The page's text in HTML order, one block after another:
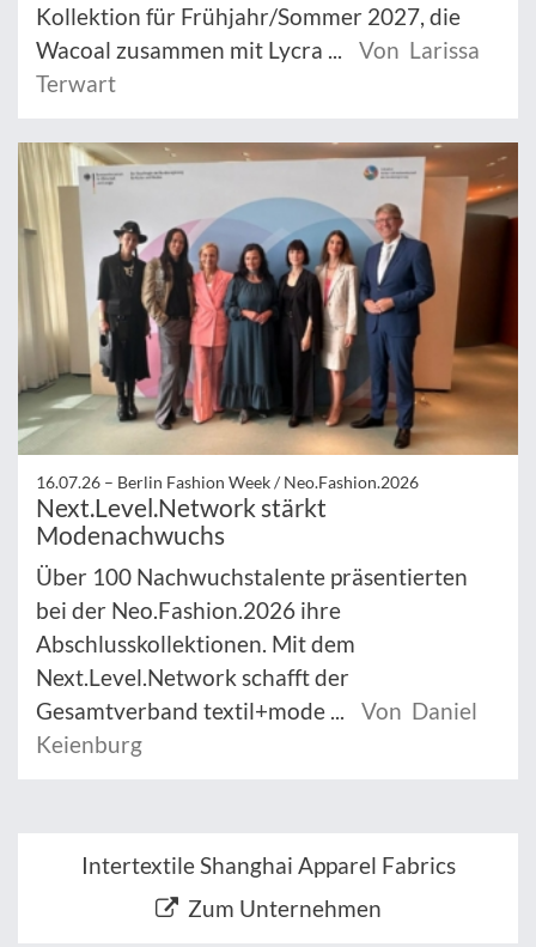
Kollektion für Frühjahr/Sommer 2027, die
Wacoal zusammen mit Lycra ...
Von Larissa
Terwart
16.07.26 – Berlin Fashion Week / Neo.Fashion.2026
Next.Level.Network stärkt
Modenachwuchs
Über 100 Nachwuchstalente präsentierten
bei der Neo.Fashion.2026 ihre
Abschlusskollektionen. Mit dem
Next.Level.Network schafft der
Gesamtverband textil+mode ...
Von Daniel
Keienburg
Intertextile Shanghai Apparel Fabrics
Zum Unternehmen